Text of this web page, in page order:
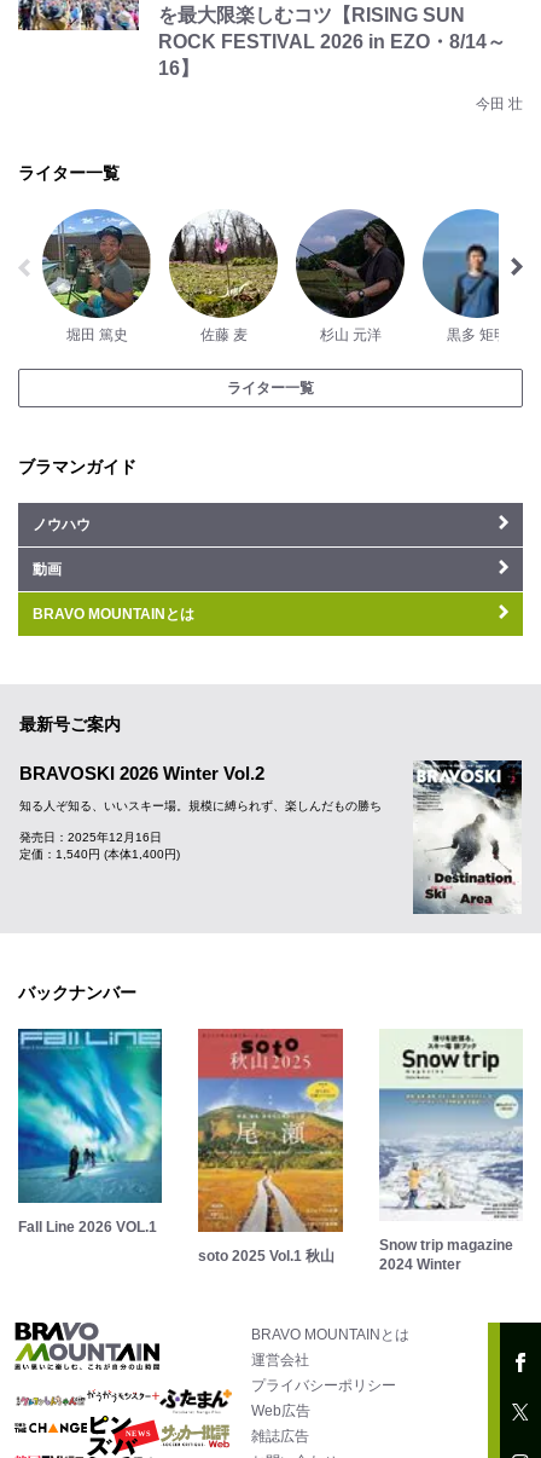
を最大限楽しむコツ【RISING SUN
ROCK FESTIVAL 2026 in EZO・8/14～
16】
今田 壮
ライター一覧
堀田 篤史 佐藤 麦 杉山 元洋 黒多 矩明
ライター一覧
ブラマンガイド
ノウハウ
動画
BRAVO MOUNTAINとは
最新号ご案内
BRAVOSKI 2026 Winter Vol.2
知る人ぞ知る、いいスキー場。規模に縛られず、楽しんだもの勝ち
発売日：2025年12月16日
定価：1,540円 (本体1,400円)
バックナンバー
Fall Line 2026 VOL.1
soto 2025 Vol.1 秋山
Snow trip magazine
2024 Winter
BRAVO MOUNTAINとは
運営会社
プライバシーポリシー
Web広告
雑誌広告